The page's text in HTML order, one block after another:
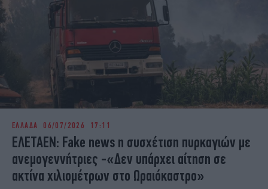
ΕΛΛΑΔΑ 06/07/2026 17:11
ΕΛΕΤΑΕΝ: Fake news η συσχέτιση πυρκαγιών με
ανεμογεννήτριες -«Δεν υπάρχει αίτηση σε
ακτίνα χιλιομέτρων στο Ωραιόκαστρο»